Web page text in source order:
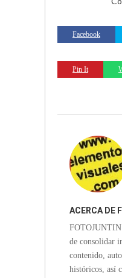
Facebook
Pin It
ACERCA DE
RICA
de consolidar
contenido,
históricos, así